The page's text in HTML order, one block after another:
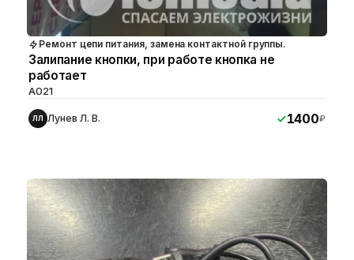
Ремонт цепи питания, замена контактной группы.
Залипание кнопки, при работе кнопка не
работает
A021
ЛЛ Лунев Л. В. 1400₽